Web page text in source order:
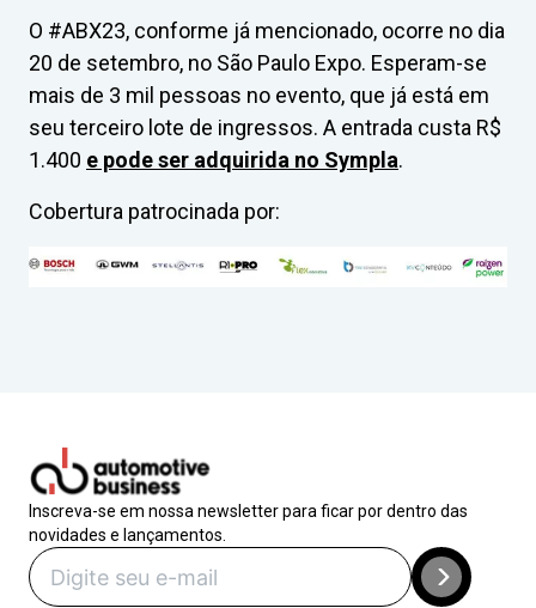
O #ABX23, conforme já mencionado, ocorre no dia
20 de setembro, no São Paulo Expo. Esperam-se
mais de 3 mil pessoas no evento, que já está em
seu terceiro lote de ingressos. A entrada custa R$
1.400 e pode ser adquirida no Sympla.
Cobertura patrocinada por:
Inscreva-se em nossa newsletter para ficar por dentro das
novidades e lançamentos.